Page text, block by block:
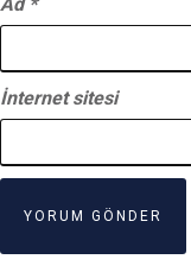
İnternet sitesi